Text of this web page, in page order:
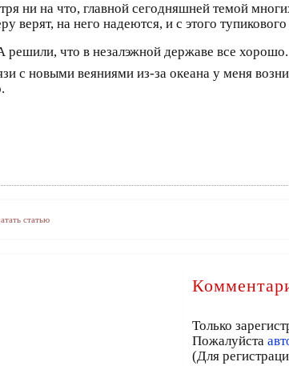
ни на что, главной сегодняшней темой
верят, на него надеются, и с этого
что в незалэжной державе все хорошо.
с новыми веяниями из-за океана у меня
статью
Только
Пожалуйста
(Для